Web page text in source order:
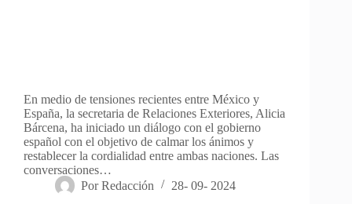
En medio de tensiones recientes entre México y
España, la secretaria de Relaciones Exteriores, Alicia
Bárcena, ha iniciado un diálogo con el gobierno
español con el objetivo de calmar los ánimos y
restablecer la cordialidad entre ambas naciones. Las
conversaciones…
Por Redacción 28- 09- 2024